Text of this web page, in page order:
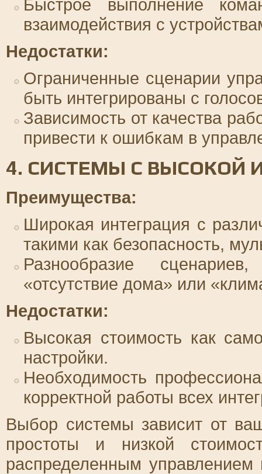
Быстрое выполнение
взаимодействия с
Недостатки:
Ограниченные сценарии
быть интегрированы с
Зависимость от качества
привести к ошибкам в
4. СИСТЕМЫ С ВЫСОКОЙ
Преимущества:
Широкая интеграция с
такими как безопасность,
Разнообразие
«отсутствие дома» или
Недостатки:
Высокая стоимость как
настройки.
Необходимость
корректной работы всех
Выбор системы зависит от
простоты и низкой
распределенным